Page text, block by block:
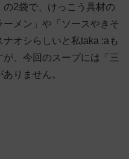
2袋で、けっこう具材の
メン」や「ソースやきそ
オシらしいと私taka :aも
、今回のスープには「三
りません。